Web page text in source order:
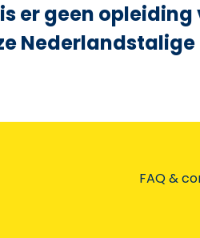
er geen
FAQ &